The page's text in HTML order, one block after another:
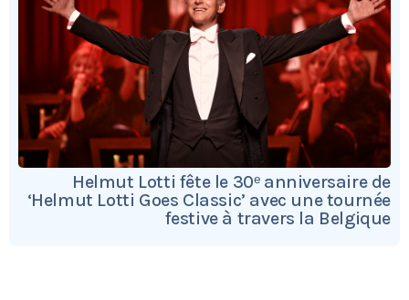
Helmut Lotti fête le 30ᵉ anniversaire de
‘Helmut Lotti Goes Classic’ avec une tournée
festive à travers la Belgique